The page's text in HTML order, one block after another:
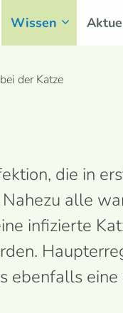
Wissen
der Katze
die in
alle
infi­zierte
ebenfalls